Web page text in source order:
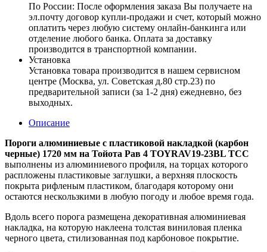
По России: После оформления заказа Вы получаете на
эл.почту договор купли-продажи и счет, который можно
оплатить через любую систему онлайн-банкинга или
отделение любого банка. Оплата за доставку
производится в транспортной компании.
Установка
Установка товара производится в нашем сервисном
центре (Москва, ул. Советская д.80 стр.23) по
предварительной записи (за 1-2 дня) ежедневно, без
выходных.
Описание
Пороги алюминиевые с пластиковой накладкой (карбон
черные) 1720 мм на Тойота Рав 4 TOYRAV19-23BL ТСС
выполнены из алюминиевого профиля, на торцах которого
распложены пластиковые заглушки, а верхняя плоскость
покрыта рифленым пластиком, благодаря которому они
остаются нескользкими в любую погоду и любое время года.
Вдоль всего порога размещена декоративная алюминиевая
накладка, на которую наклеена толстая виниловая пленка
черного цвета, стилизованная под карбоновое покрытие.